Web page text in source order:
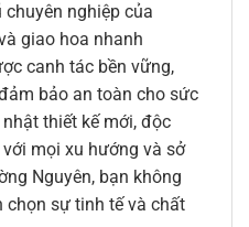
nghiệp của
giao hoa nhanh
canh tác bền vững,
bảo an toàn cho sức
thiết kế mới, độc
mọi xu hướng và sở
Nguyên, bạn không
chọn sự tinh tế và chất